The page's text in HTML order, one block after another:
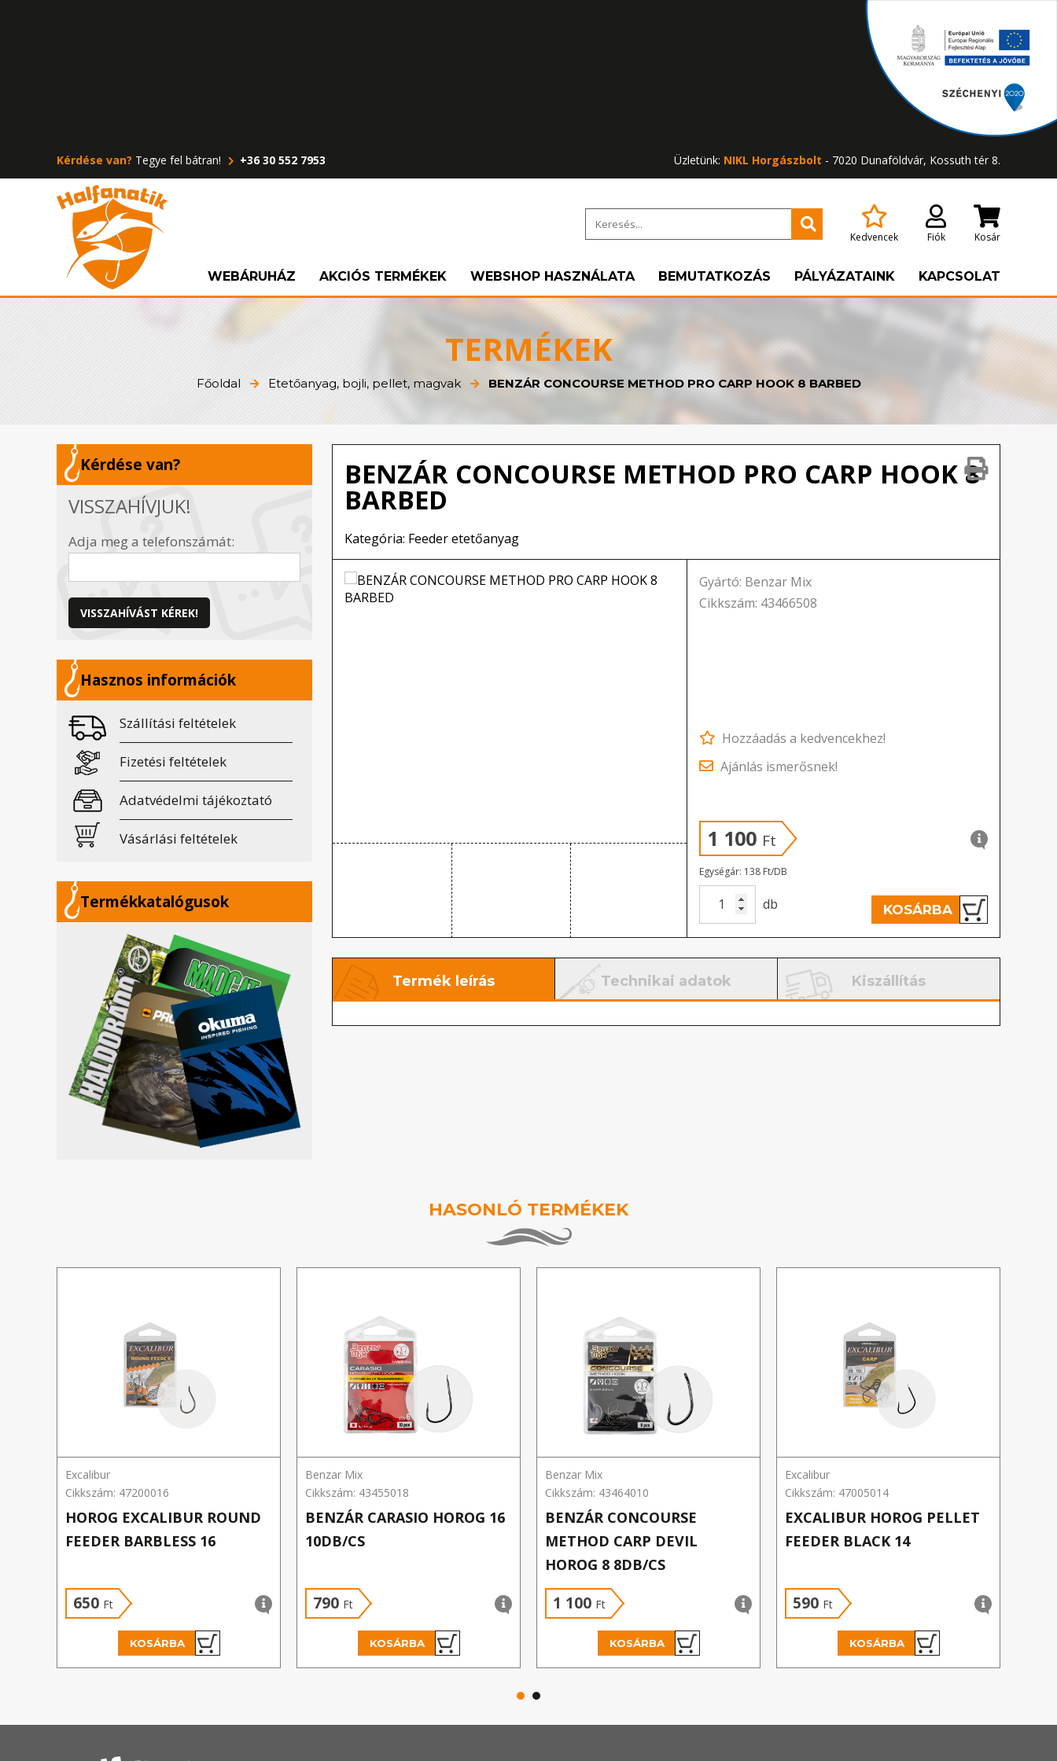
Kérdése van? Tegye fel bátran! +36 30 552 7953 Üzletünk: NIKL Horgászbolt - 7020 Dunaföldvár, Kossuth tér 8.
Kedvencek Fiók Kosár
WEBÁRUHÁZ AKCIÓS TERMÉKEK WEBSHOP HASZNÁLATA BEMUTATKOZÁS PÁLYÁZATAINK KAPCSOLAT
TERMÉKEK
Főoldal Etetőanyag, bojli, pellet, magvak BENZÁR CONCOURSE METHOD PRO CARP HOOK 8 BARBED
Kérdése van?
VISSZAHÍVJUK!
Adja meg a telefonszámát:
VISSZAHÍVÁST KÉREK!
Hasznos információk
Szállítási feltételek
Fizetési feltételek
Adatvédelmi tájékoztató
Vásárlási feltételek
Termékkatalógusok
BENZÁR CONCOURSE METHOD PRO CARP HOOK 8
BARBED
Kategória: Feeder etetőanyag
Gyártó: Benzar Mix
Cikkszám: 43466508
Hozzáadás a kedvencekhez!
Ajánlás ismerősnek!
1 100 Ft
Egységár: 138 Ft/DB
db KOSÁRBA
Termék leírás Technikai adatok Kiszállítás
HASONLÓ TERMÉKEK
Excalibur
Cikkszám: 47200016
HOROG EXCALIBUR ROUND
FEEDER BARBLESS 16
650 Ft
KOSÁRBA
Benzar Mix
Cikkszám: 43455018
BENZÁR CARASIO HOROG 16
10DB/CS
790 Ft
KOSÁRBA
Benzar Mix
Cikkszám: 43464010
BENZÁR CONCOURSE
METHOD CARP DEVIL
HOROG 8 8DB/CS
1 100 Ft
KOSÁRBA
Excalibur
Cikkszám: 47005014
EXCALIBUR HOROG PELLET
FEEDER BLACK 14
590 Ft
KOSÁRBA